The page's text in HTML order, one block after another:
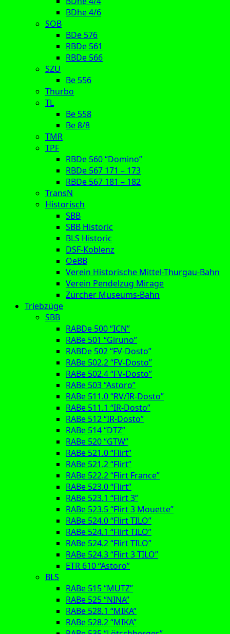
BDhe 4/6
SOB
BDe 576
RBDe 561
RBDe 566
SZU
Be 556
Thurbo
TL
Be 558
Be 8/8
TMR
TPF
RBDe 560 “Domino”
RBDe 567 171 – 173
RBDe 567 181 – 182
TransN
Historisch
SBB
SBB Historic
BLS Historic
DSF-Koblenz
OeBB
Verein Historische Mittel-Thurgau-Bahn
Verein Pendelzug Mirage
Zürcher Museums-Bahn
Triebzüge
SBB
RABDe 500 “ICN”
RABe 501 “Giruno”
RABDe 502 “FV-Dosto”
RABe 502.2 “FV-Dosto”
RABe 502.4 “FV-Dosto”
RABe 503 “Astoro”
RABe 511.0 “RV/IR-Dosto”
RABe 511.1 “IR-Dosto”
RABe 512 “IR-Dosto”
RABe 514 “DTZ”
RABe 520 “GTW”
RABe 521.0 “Flirt”
RABe 521.2 “Flirt”
RABe 522.2 “Flirt France”
RABe 523.0 “Flirt”
RABe 523.1 “Flirt 3”
RABe 523.5 “Flirt 3 Mouette”
RABe 524.0 “Flirt TILO”
RABe 524.1 “Flirt TILO”
RABe 524.2 “Flirt TILO”
RABe 524.3 “Flirt 3 TILO”
ETR 610 “Astoro”
BLS
RABe 515 “MUTZ”
RABe 525 “NINA”
RABe 528.1 “MIKA”
RABe 528.2 “MIKA”